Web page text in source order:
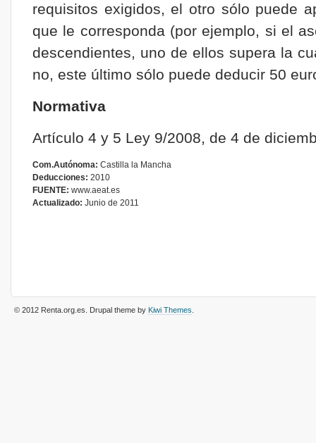
requisitos exigidos, el otro sólo puede
que le corresponda (por ejemplo, si el
descendientes, uno de ellos supera la
no, este último sólo puede deducir 50
Normativa
Artículo 4 y 5 Ley 9/2008, de 4 de
Com.Autónoma: Castilla la Mancha
Deducciones: 2010
FUENTE: www.aeat.es
Actualizado: Junio de 2011
© 2012 Renta.org.es . Drupal theme by Kiwi Themes